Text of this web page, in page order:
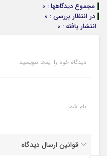
مجموع دیدگاهها : 0
در انتظار بررسی : 0
انتشار یافته : 0
دیدگاه خود را اینجا بنویسید
نام شما
قوانین ارسال دیدگاه